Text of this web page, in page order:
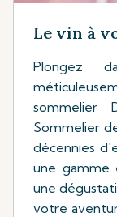
Le vin à
Plongez
sommelier
Sommelier
décennies
une gamme
une
votre